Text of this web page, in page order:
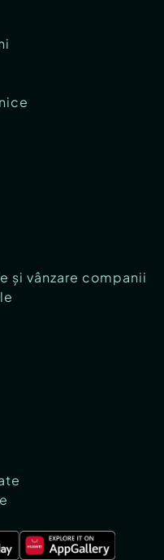
și vânzare companii